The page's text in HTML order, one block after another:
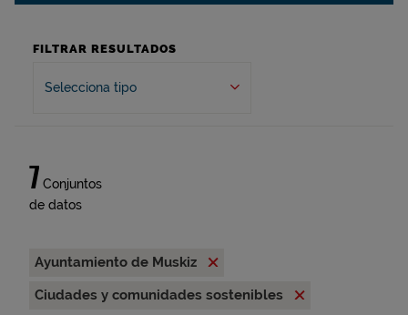
FILTRAR RESULTADOS
Selecciona tipo
7 Conjuntos
de datos
Ayuntamiento de Muskiz
Ciudades y comunidades sostenibles